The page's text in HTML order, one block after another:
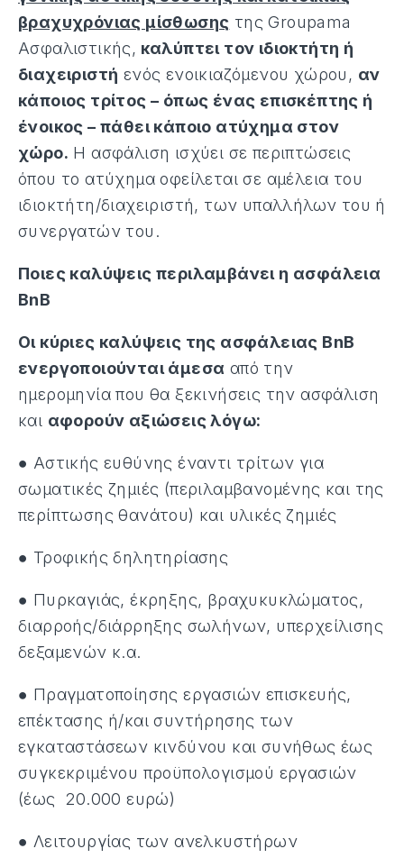
βραχυχρόνιας μίσθωσης της Groupama
Ασφαλιστικής, καλύπτει τον ιδιοκτήτη ή
διαχειριστή ενός ενοικιαζόμενου χώρου, αν
κάποιος τρίτος – όπως ένας επισκέπτης ή
ένοικος – πάθει κάποιο ατύχημα στον
χώρο. Η ασφάλιση ισχύει σε περιπτώσεις
όπου το ατύχημα οφείλεται σε αμέλεια του
ιδιοκτήτη/διαχειριστή, των υπαλλήλων του ή
συνεργατών του.
Ποιες καλύψεις περιλαμβάνει η ασφάλεια
BnB
Οι κύριες καλύψεις της ασφάλειας BnB
ενεργοποιούνται άμεσα από την
ημερομηνία που θα ξεκινήσεις την ασφάλιση
και αφορούν αξιώσεις λόγω:
● Αστικής ευθύνης έναντι τρίτων για
σωματικές ζημιές (περιλαμβανομένης και της
περίπτωσης θανάτου) και υλικές ζημιές
● Τροφικής δηλητηρίασης
● Πυρκαγιάς, έκρηξης, βραχυκυκλώματος,
διαρροής/διάρρηξης σωλήνων, υπερχείλισης
δεξαμενών κ.α.
● Πραγματοποίησης εργασιών επισκευής,
επέκτασης ή/και συντήρησης των
εγκαταστάσεων κινδύνου και συνήθως έως
συγκεκριμένου προϋπολογισμού εργασιών
(έως 20.000 ευρώ)
● Λειτουργίας των ανελκυστήρων